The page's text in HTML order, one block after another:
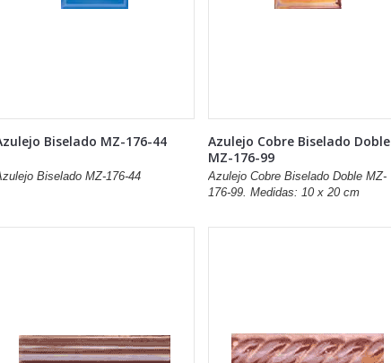
Biselado MZ-176-44
Biselado MZ-176-44
Azulejo Cobre Biselado Doble
MZ-176-99
Azulejo Cobre Biselado Doble MZ-
176-99. Medidas: 10 x 20 cm